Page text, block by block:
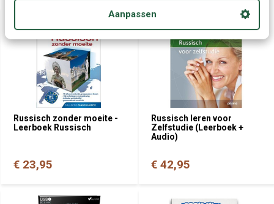
Aanpassen
Russisch zonder moeite -
Leerboek Russisch
€ 23,95
Russisch leren voor
Zelfstudie (Leerboek +
Audio)
€ 42,95